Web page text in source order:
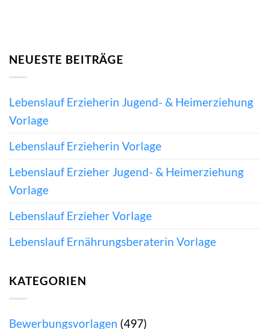
NEUESTE BEITRÄGE
Lebenslauf Erzieherin Jugend- & Heimerziehung
Vorlage
Lebenslauf Erzieherin Vorlage
Lebenslauf Erzieher Jugend- & Heimerziehung
Vorlage
Lebenslauf Erzieher Vorlage
Lebenslauf Ernährungsberaterin Vorlage
KATEGORIEN
Bewerbungsvorlagen (497)